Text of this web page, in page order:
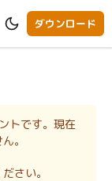
ダウンロード
トです。現在
。
さい。